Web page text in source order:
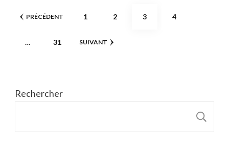
Pagination
publications
PRÉCÉDENT PAGE
1 PAGE
2 PAGE
3 PAGE
4
… PAGE
31 SUIVANT
Rechercher